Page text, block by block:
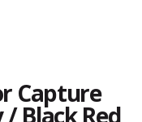
Capture
Black Red